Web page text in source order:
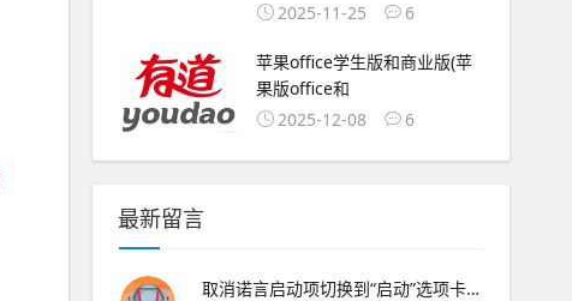
2025-11-25
6
苹果office学生版和商业版(苹
果版office和
2025-12-08
6
最新留言
取消诺言启动项切换到“启动”选项卡，在启动项列表中，找到“诺言”相关的程序项通常会显示为“nuoyan”或类似名称，将其前面的勾选框取消保存设置点击“确定”保存设置，重启计算机后生效二Mac系统下取